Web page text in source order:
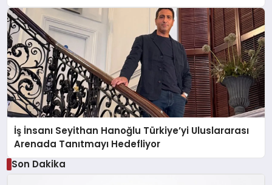
İş İnsanı Seyithan Hanoğlu Türkiye’yi Uluslararası
Arenada Tanıtmayı Hedefliyor
Son Dakika